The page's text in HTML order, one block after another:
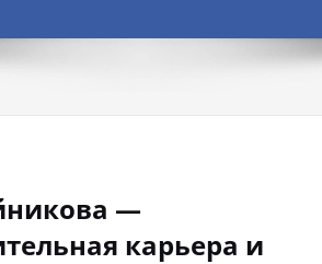
—
карьера и